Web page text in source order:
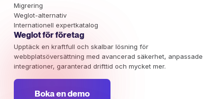
Migrering
Weglot-alternativ
Internationell expertkatalog
Weglot för företag
Upptäck en kraftfull och skalbar lösning för
webbplatsöversättning med avancerad säkerhet, anpassade
integrationer, garanterad drifttid och mycket mer.
Boka en demo